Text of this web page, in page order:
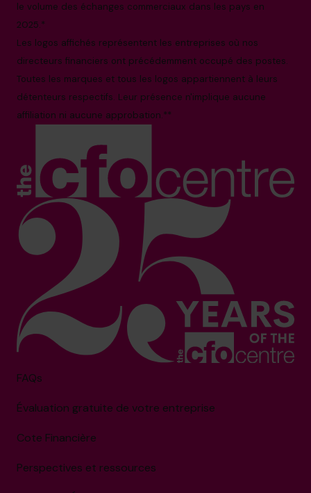
le volume des échanges commerciaux dans les pays en
2025.*
Les logos affichés représentent les entreprises où nos
directeurs financiers ont précédemment occupé des postes.
Toutes les marques et tous les logos appartiennent à leurs
détenteurs respectifs. Leur présence n'implique aucune
affiliation ni aucune approbation.**
FAQs
Évaluation gratuite de votre entreprise
Cote Financière
Perspectives et ressources